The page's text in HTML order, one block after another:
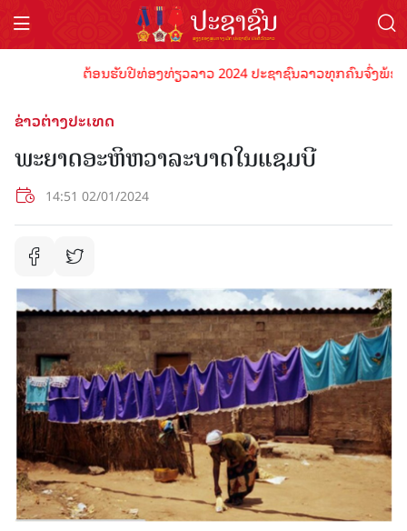
ຕ້ອນຮັບປີທ່ອງທ່ຽວລາວ 2024 ປະຊາຊົນລາວທຸກຄົນຈົ່ງພ້ອມ
ຂ່າວຕ່າງປະເທດ
ພະຍາດອະຫິຫວາລະບາດໃນແຊມບີ
14:51 02/01/2024